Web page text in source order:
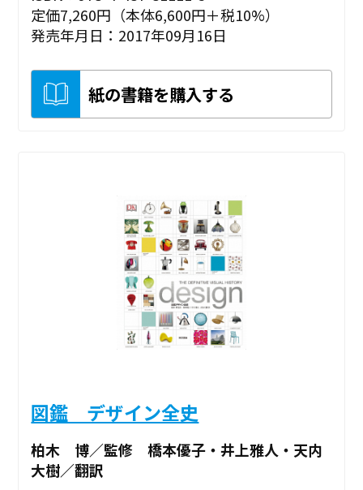
定価7,260円（本体6,600円＋税10%）
発売年月日：2017年09月16日
紙の書籍を購入する
図鑑 デザイン全史
柏木 博／監修 橋本優子・井上雅人・天内
大樹／翻訳